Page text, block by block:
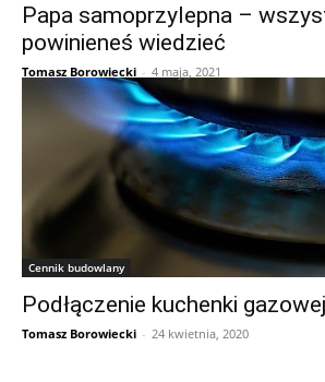
Papa samoprzylepna –
powinieneś wiedzieć
Tomasz Borowiecki - 4 maja, 2021
Cennik budowlany
Podłączenie kuchenki
Tomasz Borowiecki - 24 kwietnia, 2020